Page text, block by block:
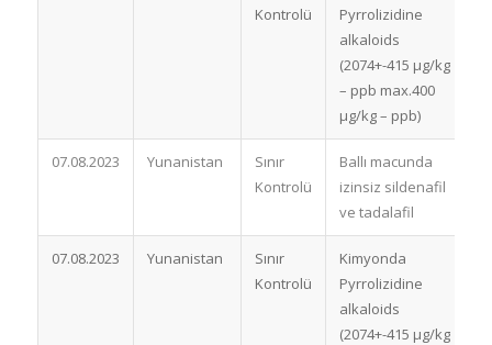
Kontrolü
Pyrrolizidine
alkaloids
(2074+-415 µg/kg
– ppb max.400
µg/kg – ppb)
07.08.2023 Yunanistan
Sınır
Kontrolü
Ballı macunda
izinsiz sildenafil
ve tadalafil
07.08.2023 Yunanistan
Sınır
Kontrolü
Kimyonda
Pyrrolizidine
alkaloids
(2074+-415 µg/kg